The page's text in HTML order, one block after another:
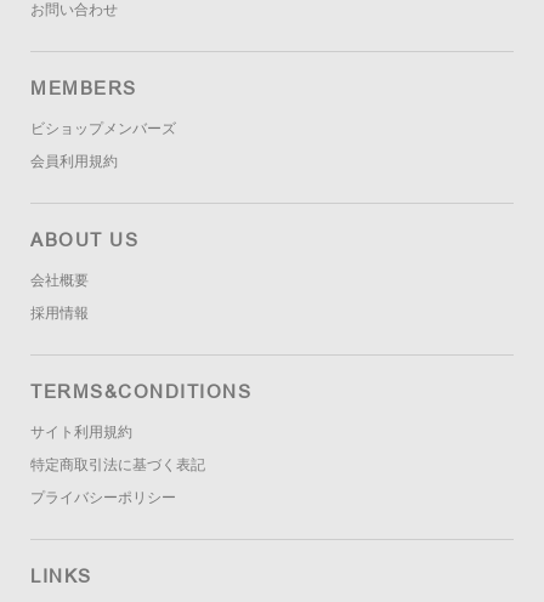
お問い合わせ
MEMBERS
ビショップメンバーズ
会員利用規約
ABOUT US
会社概要
採用情報
TERMS&CONDITIONS
サイト利用規約
特定商取引法に基づく表記
プライバシーポリシー
LINKS